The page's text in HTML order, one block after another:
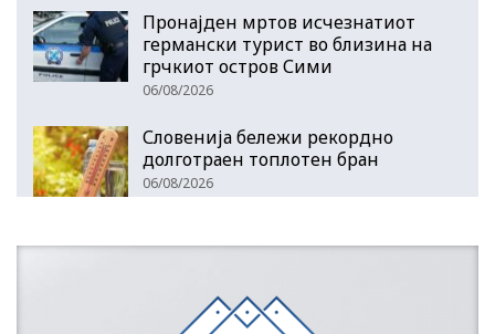
Пронајден мртов исчезнатиот
германски турист во близина на
грчкиот остров Сими
06/08/2026
Словенија бележи рекордно
долготраен топлотен бран
06/08/2026